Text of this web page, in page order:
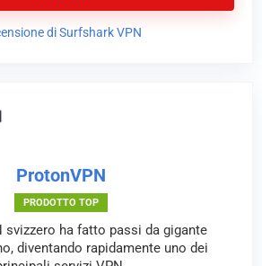
di Surfshark VPN
ProtonVPN
PRODOTTO TOP
svizzero ha fatto passi da gigante
diventando rapidamente uno dei